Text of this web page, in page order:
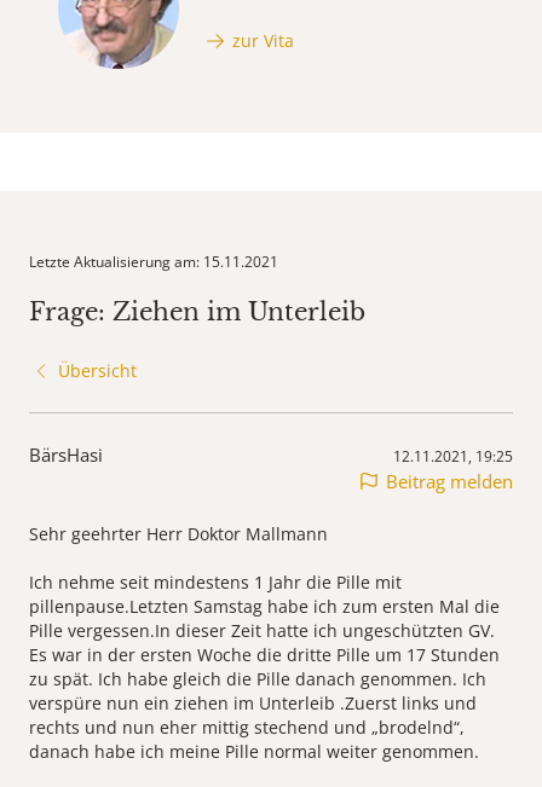
zur Vita
Letzte Aktualisierung am: 15.11.2021
Frage: Ziehen im Unterleib
Übersicht
BärsHasi 12.11.2021, 19:25
Beitrag melden
Sehr geehrter Herr Doktor Mallmann
Ich nehme seit mindestens 1 Jahr die Pille mit
pillenpause.Letzten Samstag habe ich zum ersten Mal die
Pille vergessen.In dieser Zeit hatte ich ungeschützten GV.
Es war in der ersten Woche die dritte Pille um 17 Stunden
zu spät. Ich habe gleich die Pille danach genommen. Ich
verspüre nun ein ziehen im Unterleib .Zuerst links und
rechts und nun eher mittig stechend und „brodelnd“,
danach habe ich meine Pille normal weiter genommen.